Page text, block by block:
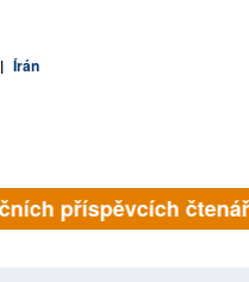
| Írán
příspěvcích